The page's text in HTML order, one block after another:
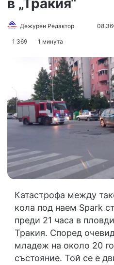
в „Тракия“
Дежурен Редактор
Follow
Send
1 369 1 минута
Катастрофа между
кола под наем Spark
преди 21 часа в
Тракия. Според
младеж на около 20
състояние. Той се е